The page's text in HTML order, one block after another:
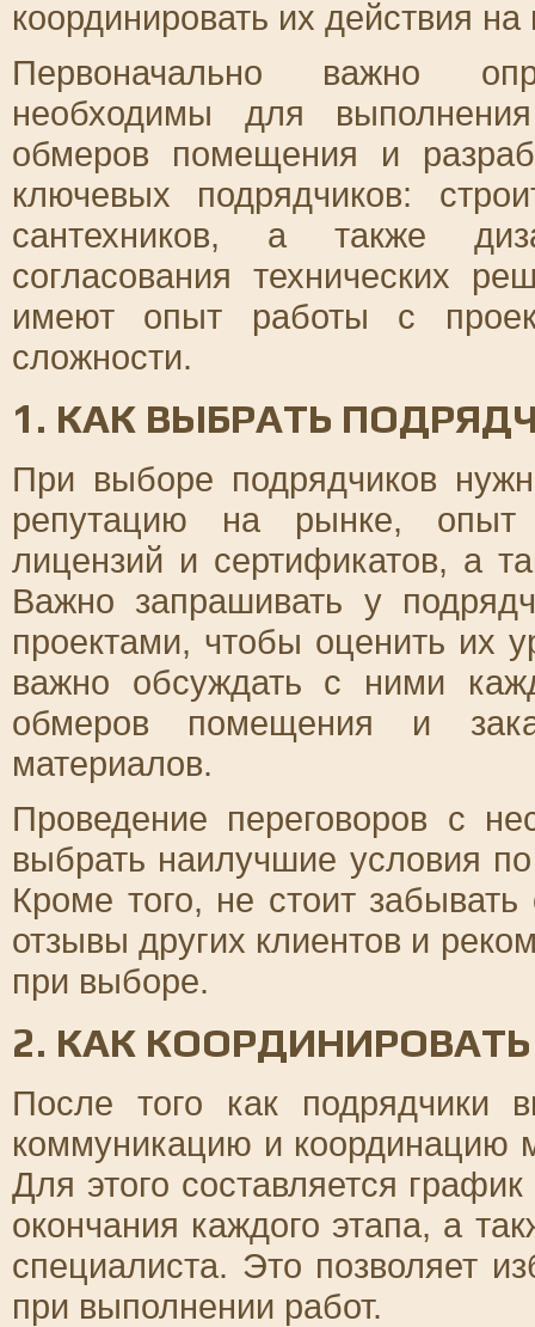
координировать их действия на
Первоначально важно
необходимы для
обмеров помещения и
ключевых подрядчиков:
сантехников, а также
согласования технических
имеют опыт работы с
сложности.
1. КАК ВЫБРАТЬ
При выборе подрядчиков
репутацию на рынке, опыт
лицензий и сертификатов, а
Важно запрашивать у
проектами, чтобы оценить их
важно обсуждать с ними
обмеров помещения и
материалов.
Проведение переговоров с
выбрать наилучшие условия
Кроме того, не стоит
отзывы других клиентов и
при выборе.
2. КАК
После того как подрядчики
коммуникацию и координацию
Для этого составляется
окончания каждого этапа, а
специалиста. Это позволяет
при выполнении работ.